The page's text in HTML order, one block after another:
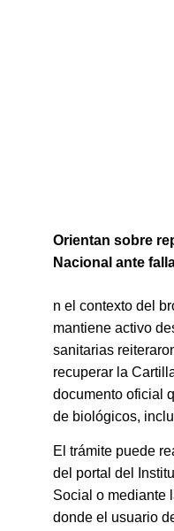
Orientan sobre
Nacional ante
n el contexto del
mantiene activo
sanitarias
recuperar la
documento oficial
de biológicos,
El trámite puede
del portal del
Social o mediante
donde el usuario